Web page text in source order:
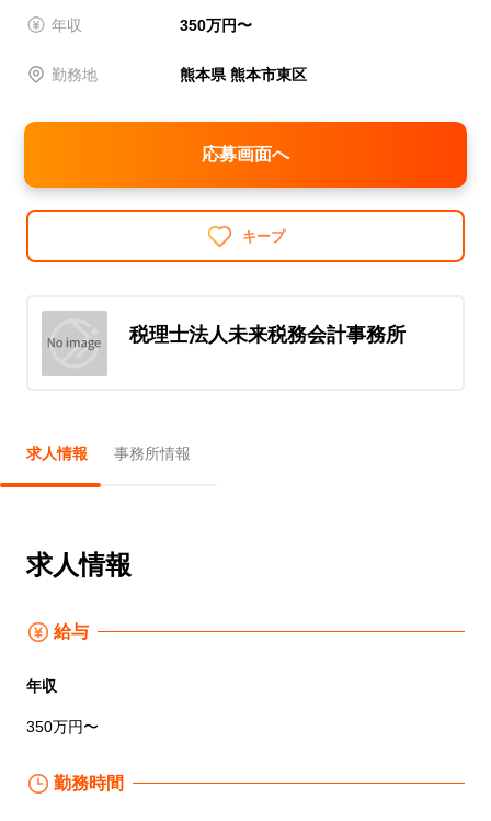
年収 350万円〜
勤務地 熊本県 熊本市東区
応募画面へ
キープ
税理士法人未来税務会計事務所
求人情報 事務所情報
求人情報
給与
年収
350万円〜
勤務時間